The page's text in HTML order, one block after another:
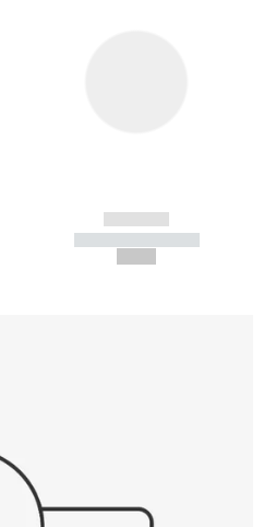
------------
----------- -----------